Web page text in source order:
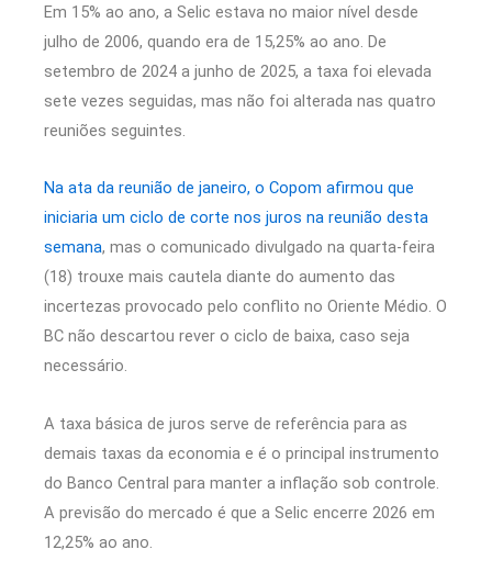
Em 15% ao ano, a Selic estava no maior nível desde
julho de 2006, quando era de 15,25% ao ano. De
setembro de 2024 a junho de 2025, a taxa foi elevada
sete vezes seguidas, mas não foi alterada nas quatro
reuniões seguintes.
Na ata da reunião de janeiro, o Copom afirmou que
iniciaria um ciclo de corte nos juros na reunião desta
semana, mas o comunicado divulgado na quarta-feira
(18) trouxe mais cautela diante do aumento das
incertezas provocado pelo conflito no Oriente Médio. O
BC não descartou rever o ciclo de baixa, caso seja
necessário.
A taxa básica de juros serve de referência para as
demais taxas da economia e é o principal instrumento
do Banco Central para manter a inflação sob controle.
A previsão do mercado é que a Selic encerre 2026 em
12,25% ao ano.